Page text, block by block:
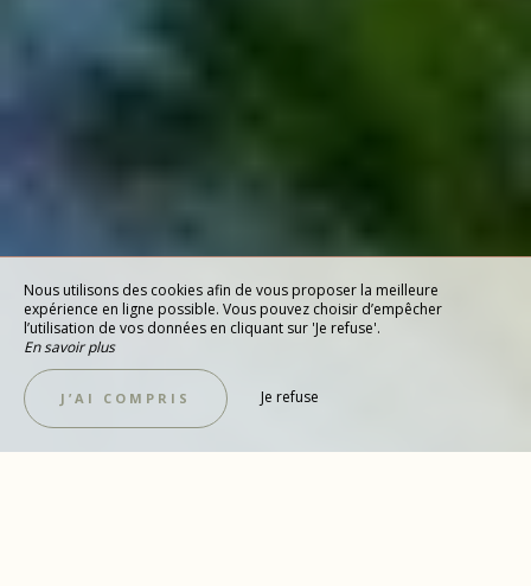
Nous utilisons des cookies afin de vous proposer la meilleure
expérience en ligne possible. Vous pouvez choisir d’empêcher
l’utilisation de vos données en cliquant sur 'Je refuse'.
En savoir plus
J’AI COMPRIS Je refuse